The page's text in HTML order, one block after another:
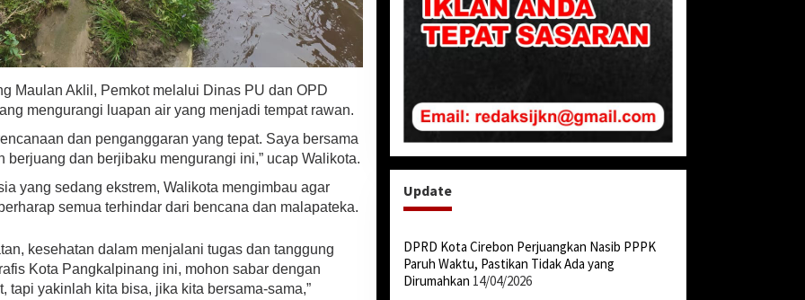
Maulan Aklil, Pemkot melalui Dinas PU dan OPD
mengurangi luapan air yang menjadi tempat rawan.
dan penganggaran yang tepat. Saya bersama
berjuang dan berjibaku mengurangi ini,” ucap Walikota.
yang sedang ekstrem, Walikota mengimbau agar
semua terhindar dari bencana dan malapateka.
kesehatan dalam menjalani tugas dan tanggung
Kota Pangkalpinang ini, mohon sabar dengan
tapi yakinlah kita bisa, jika kita bersama-sama,”
Update
DPRD Kota Cirebon Perjuangkan Nasib PPPK
Paruh Waktu, Pastikan Tidak Ada yang
Dirumahkan 14/04/2026